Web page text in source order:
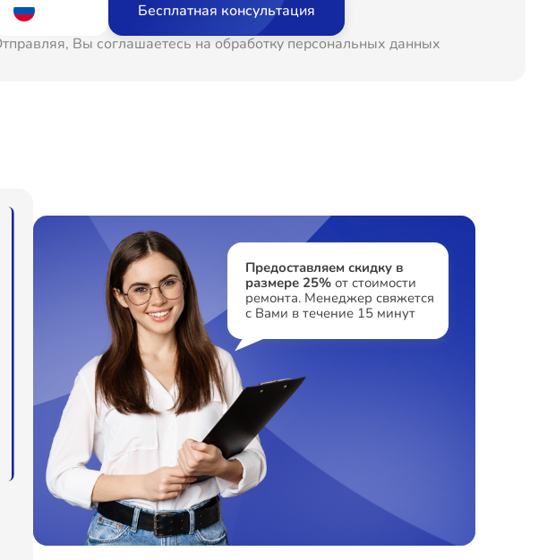
от 150 минут от 1490₽
от 120 минут
от 120 минут от 1750₽
от 60 минут
от 60 минут
от 60 минут от 2960₽
от 120 минут
Бесплатная консультация
Вы соглашаетесь на обработку персональных данных
Предоставляем скидку в
размере 25% от стоимости
ремонта. Менеджер свяжется
с Вами в течение 15 минут